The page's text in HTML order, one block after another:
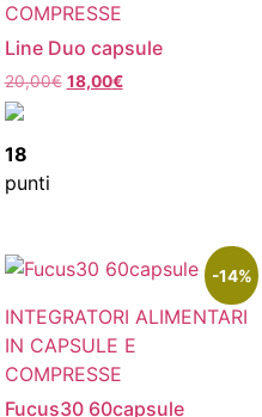
COMPRESSE
Line Duo capsule
20,00€ 18,00€
18
punti
-14%
INTEGRATORI ALIMENTARI
IN CAPSULE E
COMPRESSE
Fucus30 60capsule